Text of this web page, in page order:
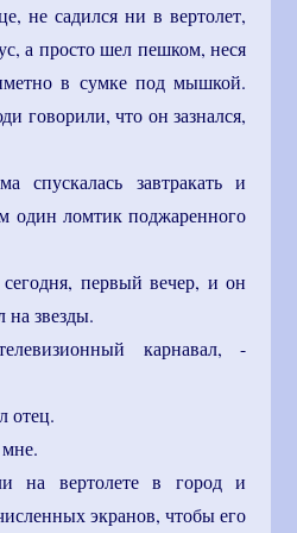
не садился ни в вертолет,
а просто шел пешком, неся
в сумке под мышкой.
говорили, что он зазнался,
спускалась завтракать и
один ломтик поджаренного
первый вечер, и он
на звезды.
карнавал, -
отец.
на вертолете в город и
экранов, чтобы его